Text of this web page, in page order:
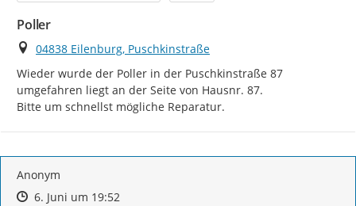
Poller
Ort
04838 Eilenburg, Puschkinstraße
Wieder wurde der Poller in der Puschkinstraße 87
umgefahren liegt an der Seite von Hausnr. 87.
Bitte um schnellst mögliche Reparatur.
Anonym
Zeitpunkt des Erstellens
Zeitpunkt des Erstellens
6. Juni um 19:52Zur Äußerung